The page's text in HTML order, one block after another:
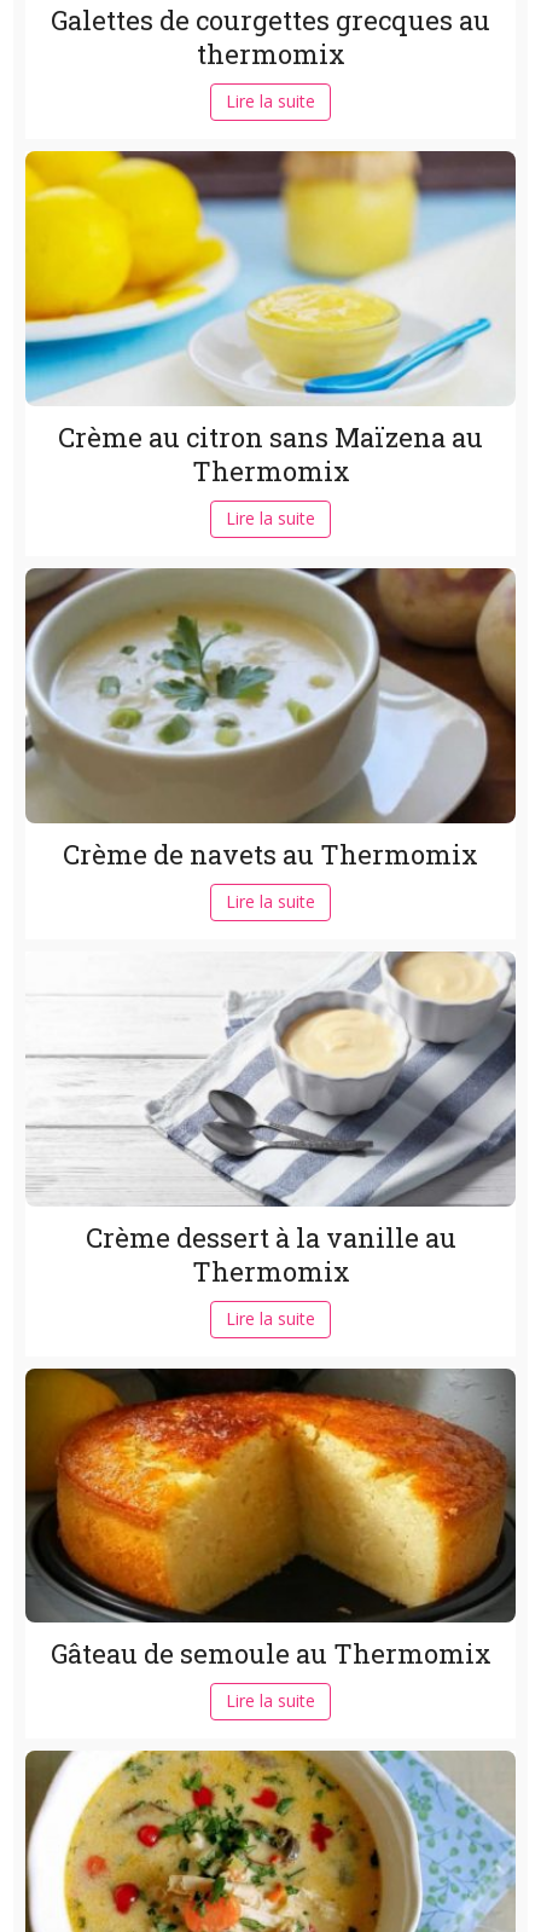
Galettes de courgettes grecques au
thermomix
Lire la suite
Crème au citron sans Maïzena au
Thermomix
Lire la suite
Crème de navets au Thermomix
Lire la suite
Crème dessert à la vanille au
Thermomix
Lire la suite
Gâteau de semoule au Thermomix
Lire la suite